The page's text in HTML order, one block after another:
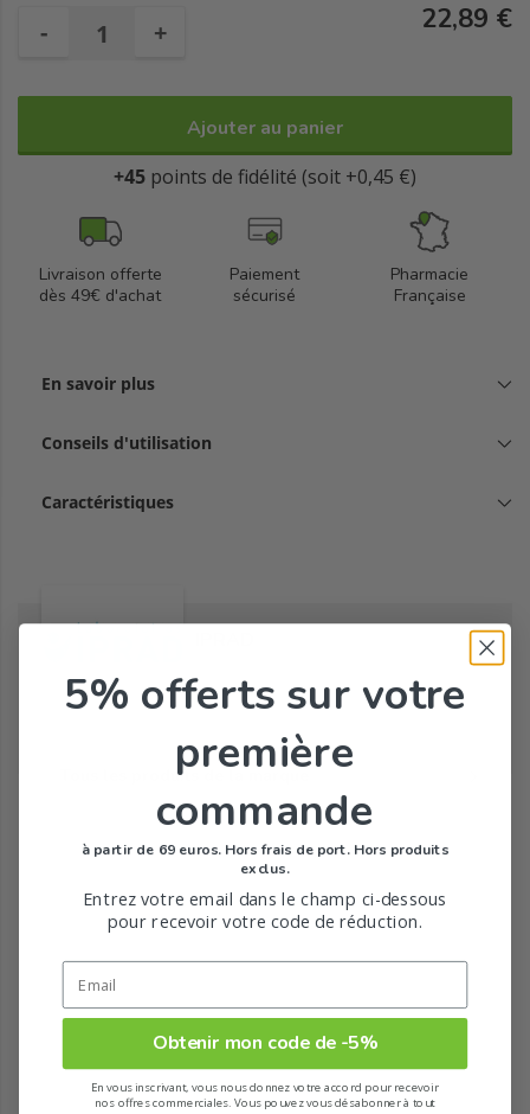
- + 22,89 €
Ajouter au panier
+45 points de fidélité (soit +0,45 €)
Livraison offerte
dès 49€ d'achat
Paiement
sécurisé
Pharmacie
Française
En savoir plus
Conseils d'utilisation
Caractéristiques
Tous les produits de la marque
5% offerts sur votre
première
commande
à partir de 69 euros. Hors frais de port. Hors produits
exclus.
Entrez votre email dans le champ ci-dessous
pour recevoir votre code de réduction.
Obtenir mon code de -5%
En vous inscrivant, vous nous donnez votre accord pour recevoir
nos offres commerciales. Vous pouvez vous désabonner à tout